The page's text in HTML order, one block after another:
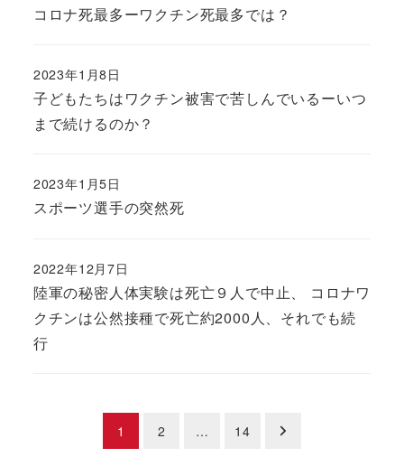
コロナ死最多ーワクチン死最多では？
子どもたちはワクチン被害で苦しんでいるーいつ
まで続けるのか？
2023年1月8日
スポーツ選手の突然死
2023年1月5日
陸軍の秘密人体実験は死亡９人で中止、 コロナワ
クチンは公然接種で死亡約2000人、それでも続
行
2022年12月7日
1 2 … 14